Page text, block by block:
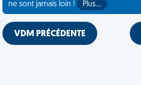
ne sont jamais loin !
Plus…
VDM PRÉCÉDENTE